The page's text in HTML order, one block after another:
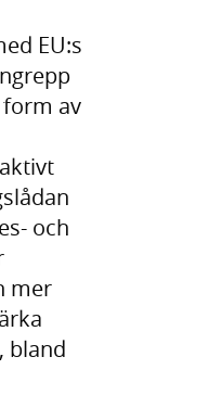
EU:s
av
och
mer
bland